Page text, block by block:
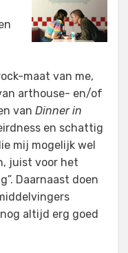
maat van me,
arthouse- en/of
van Dinner in
en schattig
mij mogelijk wel
juist voor het
Daarnaast doen
altijd erg goed